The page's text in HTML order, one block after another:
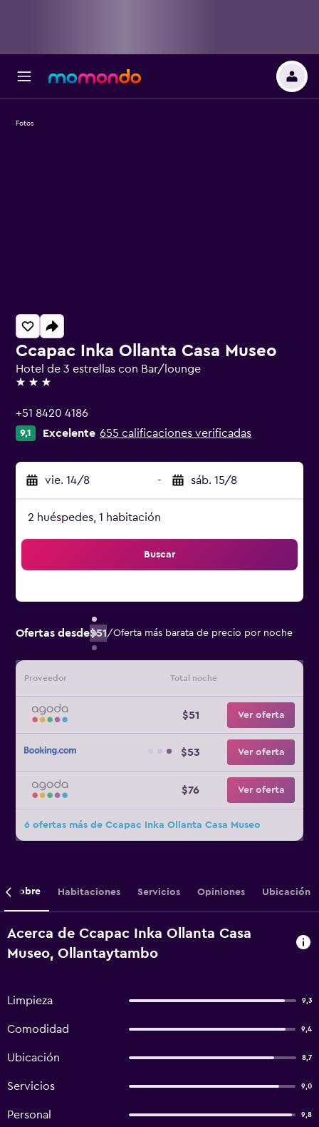
Ccapac Inka Ollanta Casa Museo
Hotel de 3 estrellas con Bar/lounge
3 estrellas
+51 8420 4186
9,1 Excelente 655 calificaciones verificadas
vie. 14/8 - sáb. 15/8
2 huéspedes, 1 habitación
Buscar
Ofertas desde$51/Oferta más barata de precio por noche
Proveedor Total noche
$51 Ver oferta
$53 Ver oferta
$76 Ver oferta
6 ofertas más de Ccapac Inka Ollanta Casa Museo
Fotos
Sobre Habitaciones Servicios Opiniones Ubicación
Acerca de Ccapac Inka Ollanta Casa
Museo, Ollantaytambo
Limpieza 9,3
Comodidad 9,4
Ubicación 8,7
Servicios 9,0
Personal 9,8